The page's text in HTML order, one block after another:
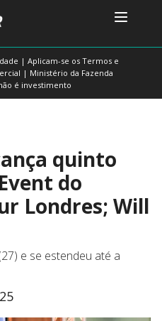
| Aplicam-se os Termos e
| Ministério da Fazenda
é investimento
quinto
do
Londres; Will
e se estendeu até a